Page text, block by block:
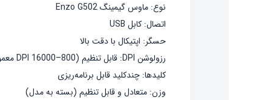
نوع: ماوس گیمینگ Enzo G502
اتصال: کابل USB
حسگر: اپتیکال با دقت بالا
رزولوشن DPI: قابل تنظیم (800–16000 DPI معمولاً)
کلیدها: چندکلید قابل برنامه‌ریزی
وزن: متعادل و قابل تنظیم (بسته به مدل)